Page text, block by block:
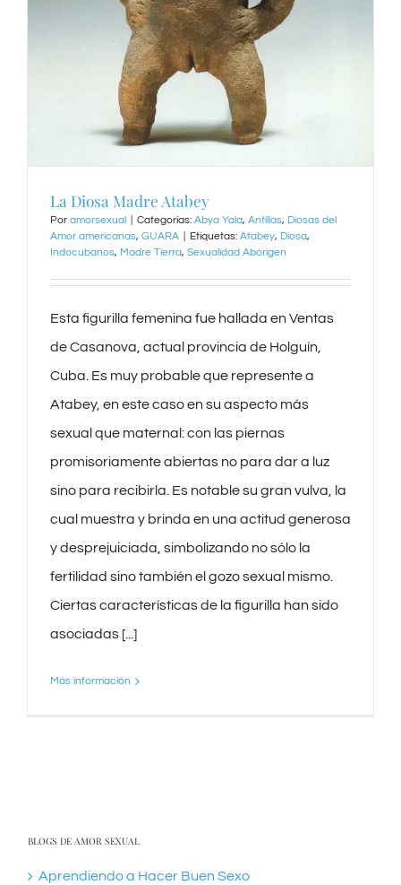
La Diosa Madre Atabey
Por amorsexual Categorías: Abya Yala, Antillas, Diosas del
Amor americanas, GUARA Etiquetas: Atabey, Diosa,
Indocubanos, Madre Tierra, Sexualidad Aborigen
Esta figurilla femenina fue hallada en Ventas
de Casanova, actual provincia de Holguín,
Cuba. Es muy probable que represente a
Atabey, en este caso en su aspecto más
sexual que maternal: con las piernas
promisoriamente abiertas no para dar a luz
sino para recibirla. Es notable su gran vulva, la
cual muestra y brinda en una actitud generosa
y desprejuiciada, simbolizando no sólo la
fertilidad sino también el gozo sexual mismo.
Ciertas características de la figurilla han sido
asociadas [...]
Más información
BLOGS DE AMOR SEXUAL
Aprendiendo a Hacer Buen Sexo